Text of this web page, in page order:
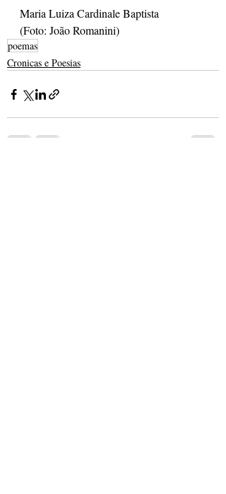
Maria Luiza Cardinale Baptista
(Foto: João Romanini)
poemas
Cronicas e Poesias